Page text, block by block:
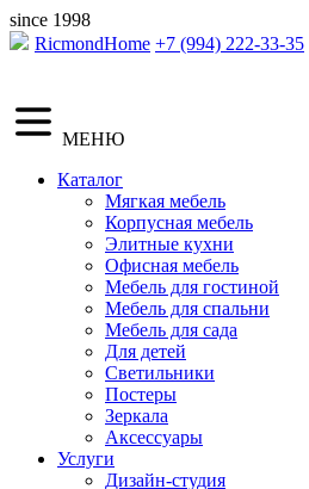
since 1998
RicmondHome +7 (994) 222-33-35
МЕНЮ
Каталог
Мягкая мебель
Корпусная мебель
Элитные кухни
Офисная мебель
Мебель для гостиной
Мебель для спальни
Мебель для сада
Для детей
Светильники
Постеры
Зеркала
Аксессуары
Услуги
Дизайн-студия